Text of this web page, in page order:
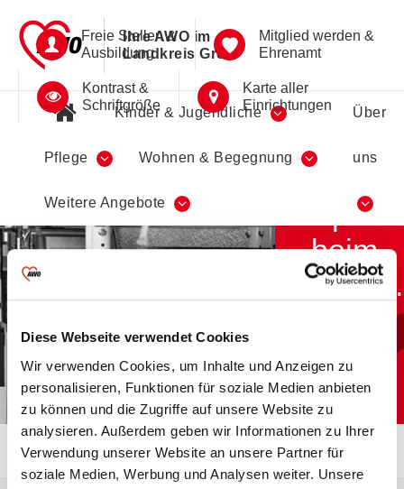
Diese Webseite verwendet Cookies
Wir verwenden Cookies, um Inhalte und Anzeigen zu
personalisieren, Funktionen für soziale Medien anbieten
zu können und die Zugriffe auf unsere Website zu
analysieren. Außerdem geben wir Informationen zu Ihrer
Verwendung unserer Website an unsere Partner für
soziale Medien, Werbung und Analysen weiter. Unsere
Ihre AWO im
Landkreis Greiz
Freie Stellen &
Ausbildung
Mitglied werden &
Ehrenamt
Kontrast &
Schriftgröße
Karte aller
Einrichtungen
Kinder & Jugendliche
Pflege Wohnen & Begegnung
Weitere Angebote
Über
uns
Berga-Wünschendorf
Spaß
beim
Lesen.
Übersicht Ansprechpartner ...